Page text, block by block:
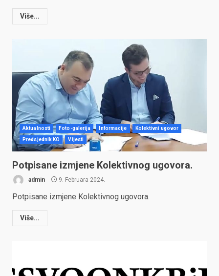
Više...
Aktualnosti Foto-galerija Informacije Kolektivni ugovor
Predsjednik KO Vijesti
Potpisane izmjene Kolektivnog ugovora.
admin 9. Februara 2024.
Potpisane izmjene Kolektivnog ugovora.
Više...